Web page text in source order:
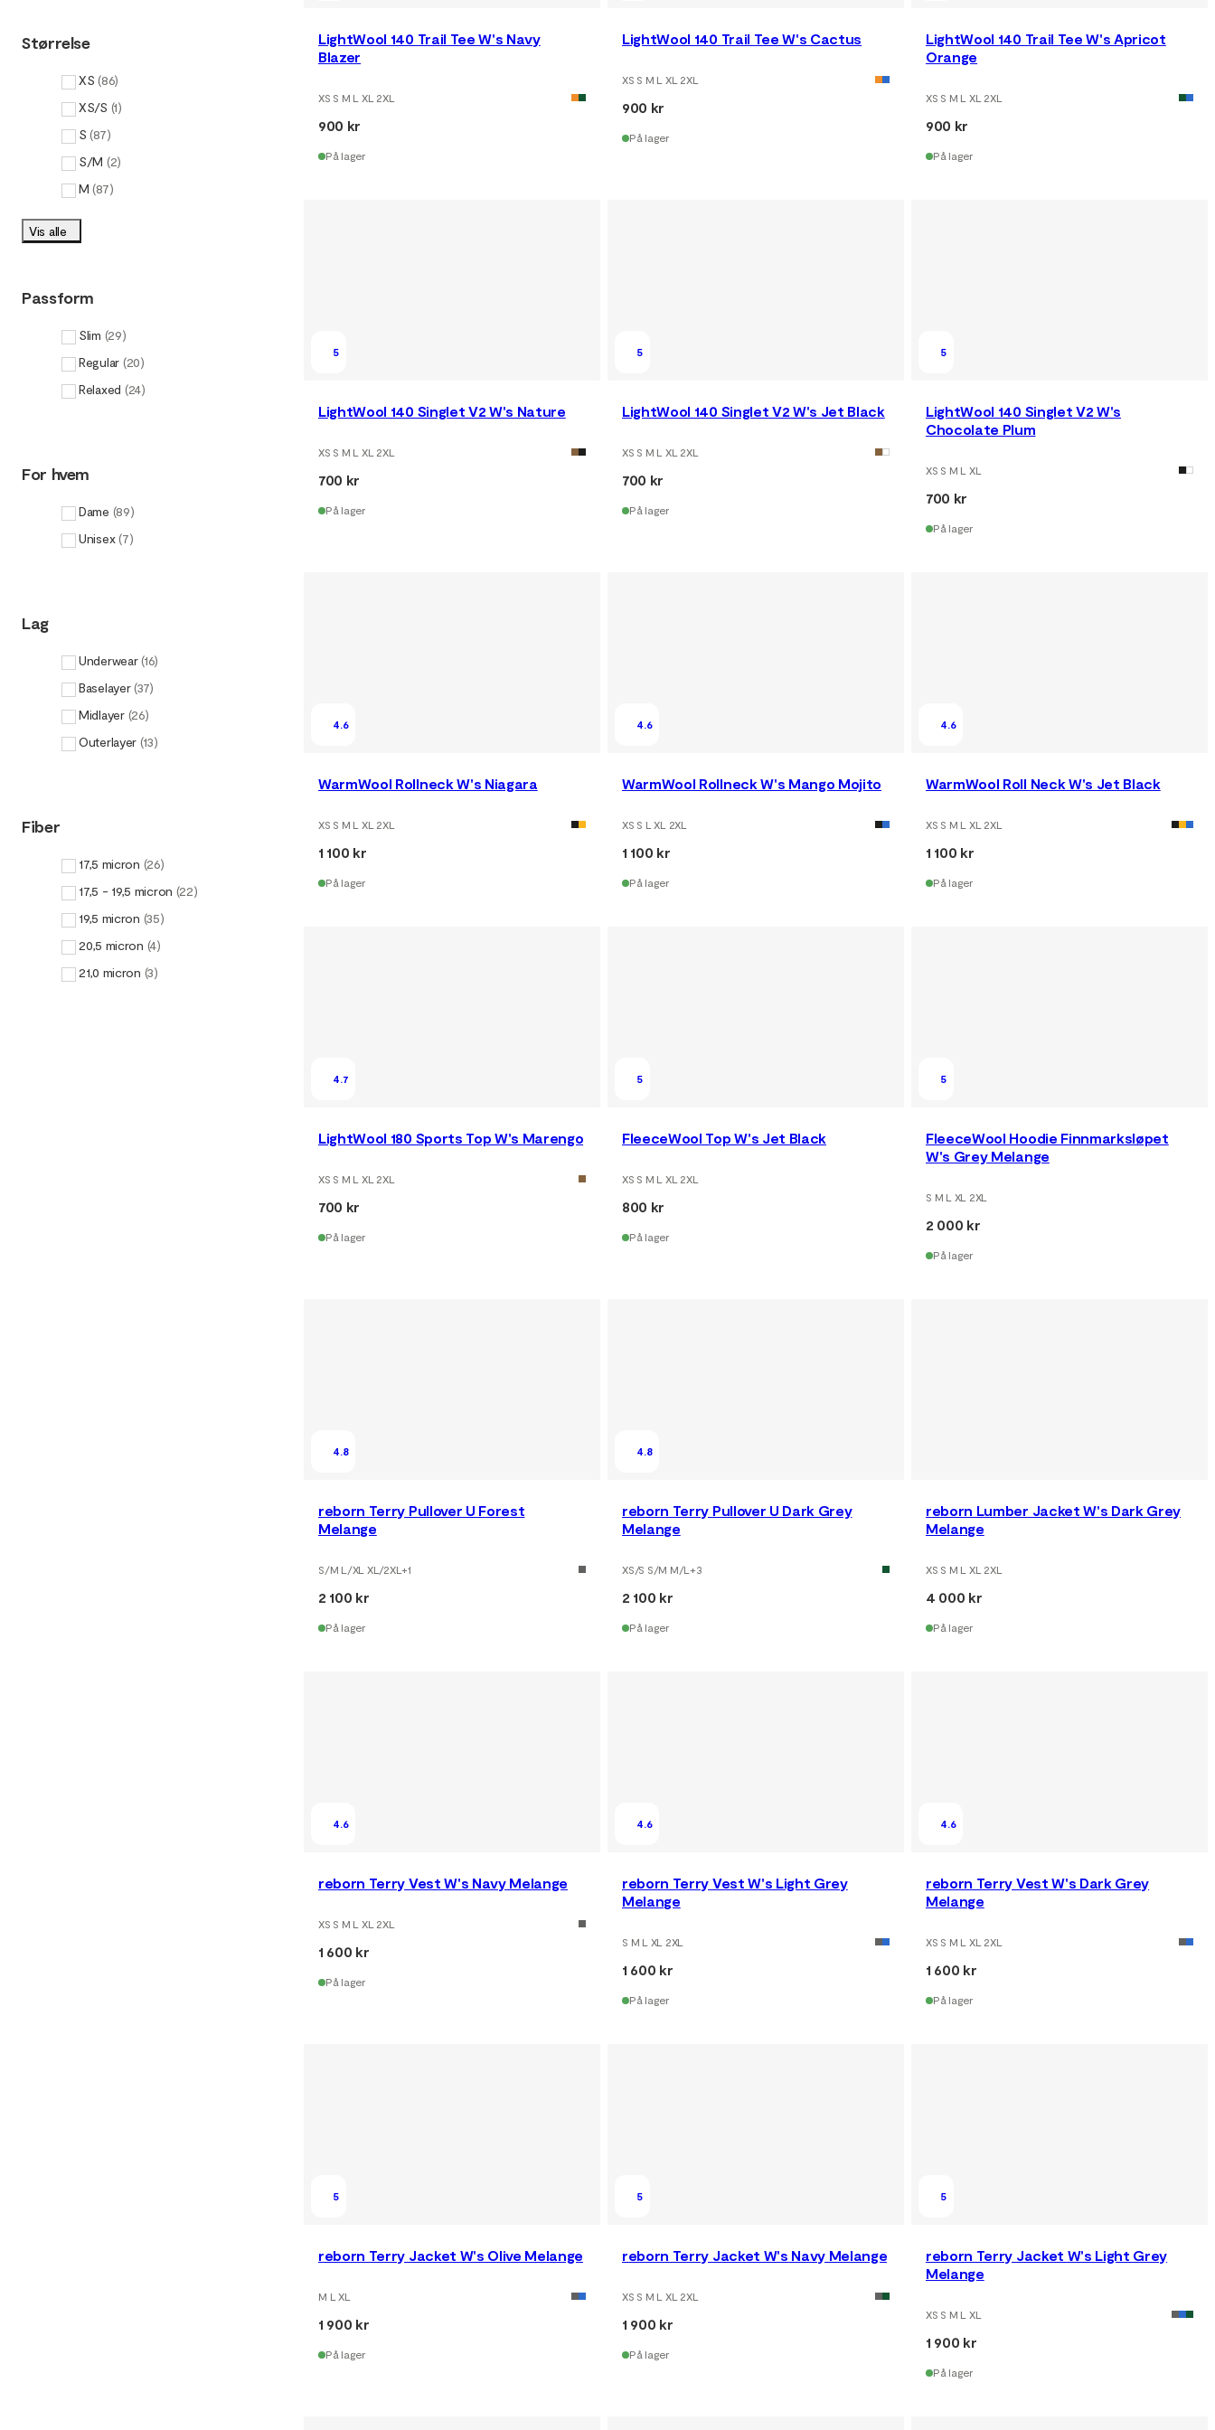
Størrelse
XS (86)
XS/S (1)
S (87)
S/M (2)
M (87)
Vis alle
Passform
Slim (29)
Regular (20)
Relaxed (24)
For hvem
Dame (89)
Unisex (7)
Lag
Underwear (16)
Baselayer (37)
Midlayer (26)
Outerlayer (13)
Fiber
17,5 micron (26)
17,5 - 19,5 micron (22)
19,5 micron (35)
20,5 micron (4)
21,0 micron (3)
LightWool 140 Trail Tee W's Navy
Blazer
XS S M L XL 2XL
900 kr
På lager
LightWool 140 Trail Tee W's Cactus
XS S M L XL 2XL
900 kr
På lager
LightWool 140 Trail Tee W's Apricot
Orange
XS S M L XL 2XL
900 kr
På lager
5
LightWool 140 Singlet V2 W's Nature
XS S M L XL 2XL
700 kr
På lager
5
LightWool 140 Singlet V2 W's Jet Black
XS S M L XL 2XL
700 kr
På lager
5
LightWool 140 Singlet V2 W's
Chocolate Plum
XS S M L XL
700 kr
På lager
4.6
WarmWool Rollneck W's Niagara
XS S M L XL 2XL
1 100 kr
På lager
4.6
WarmWool Rollneck W's Mango Mojito
XS S L XL 2XL
1 100 kr
På lager
4.6
WarmWool Roll Neck W's Jet Black
XS S M L XL 2XL
1 100 kr
På lager
4.7
LightWool 180 Sports Top W's Marengo
XS S M L XL 2XL
700 kr
På lager
5
FleeceWool Top W's Jet Black
XS S M L XL 2XL
800 kr
På lager
5
FleeceWool Hoodie Finnmarksløpet
W's Grey Melange
S M L XL 2XL
2 000 kr
På lager
4.8
reborn Terry Pullover U Forest
Melange
S/M L/XL XL/2XL+1
2 100 kr
På lager
4.8
reborn Terry Pullover U Dark Grey
Melange
XS/S S/M M/L+3
2 100 kr
På lager
reborn Lumber Jacket W's Dark Grey
Melange
XS S M L XL 2XL
4 000 kr
På lager
4.6
reborn Terry Vest W's Navy Melange
XS S M L XL 2XL
1 600 kr
På lager
4.6
reborn Terry Vest W's Light Grey
Melange
S M L XL 2XL
1 600 kr
På lager
4.6
reborn Terry Vest W's Dark Grey
Melange
XS S M L XL 2XL
1 600 kr
På lager
5
reborn Terry Jacket W's Olive Melange
M L XL
1 900 kr
På lager
5
reborn Terry Jacket W's Navy Melange
XS S M L XL 2XL
1 900 kr
På lager
5
reborn Terry Jacket W's Light Grey
Melange
XS S M L XL
1 900 kr
På lager